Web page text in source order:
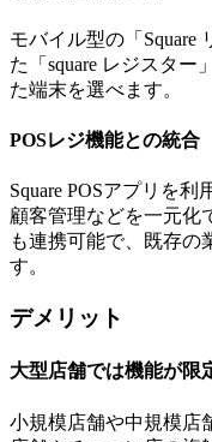
モバイル型の「Square
た「square レジスター
た端末を選べます。
POSレジ機能との統合
Square POSアプリを利
顧客管理などを一元化
も連携可能で、既存の
す。
デメリット
大型店舗では機能が限
小規模店舗や中規模店